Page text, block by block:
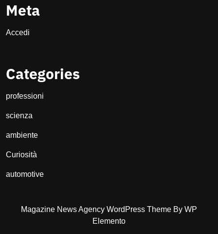
Meta
Accedi
Categories
professioni
scienza
ambiente
Curiosità
automotive
Magazine News Agency WordPress Theme By WP
Elemento